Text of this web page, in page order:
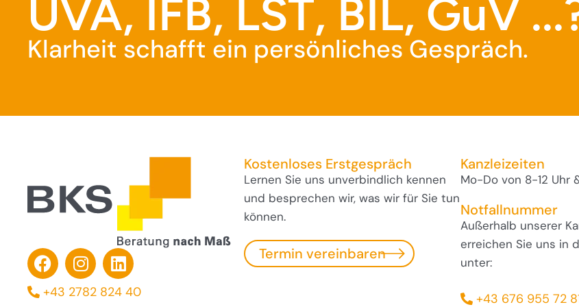
UVA, IFB, LST, BIL, GuV
Klarheit schafft ein persönliches Gespräch.
+43 2782 824 40
Kostenloses Erstgespräch
Lernen Sie uns unverbindlich kennen
und besprechen wir, was wir für Sie tun
können.
Termin vereinbaren
Kanzleizeiten
Mo-Do von 8-12 Uhr
Notfallnummer
Außerhalb unserer
erreichen Sie uns in
unter:
+43 676 955 72